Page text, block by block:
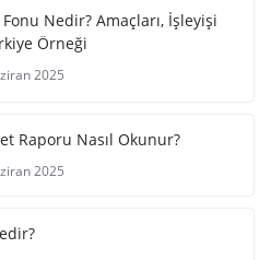
Fonu Nedir? Amaçları, İşleyişi
Örneği
2025
Raporu Nasıl Okunur?
2025